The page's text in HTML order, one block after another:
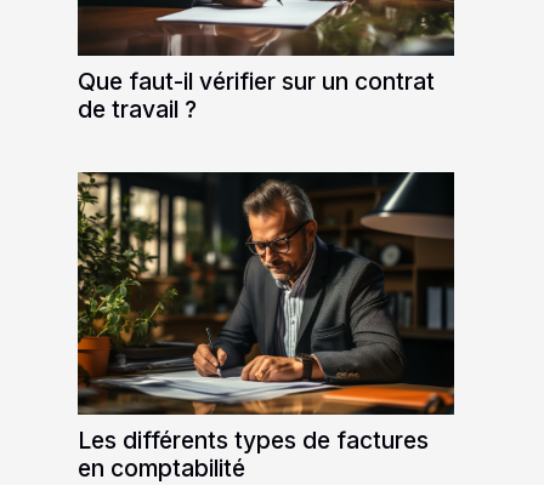
Que faut-il vérifier sur un contrat
de travail ?
Les différents types de factures
en comptabilité